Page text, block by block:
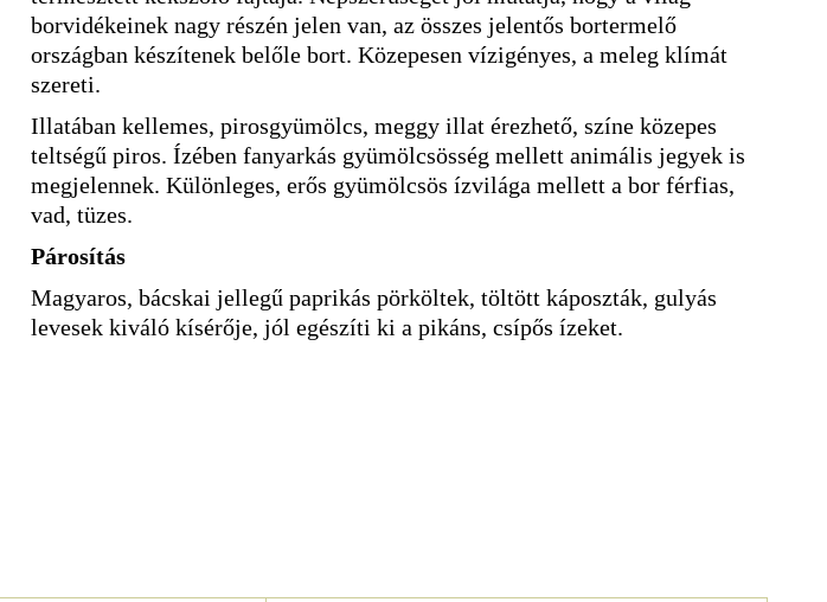
borvidékeinek nagy részén jelen van, az összes jelentős bortermelő
országban készítenek belőle bort. Közepesen vízigényes, a meleg klímát
szereti.
Illatában kellemes, pirosgyümölcs, meggy illat érezhető, színe közepes
teltségű piros. Ízében fanyarkás gyümölcsösség mellett animális jegyek is
megjelennek. Különleges, erős gyümölcsös ízvilága mellett a bor férfias,
vad, tüzes.
Párosítás
Magyaros, bácskai jellegű paprikás pörköltek, töltött káposzták, gulyás
levesek kiváló kísérője, jól egészíti ki a pikáns, csípős ízeket.